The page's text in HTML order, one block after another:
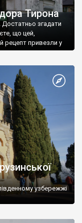
Тирона
Достатньо згадати
що цей,
рецепт привезли у
узбережжі